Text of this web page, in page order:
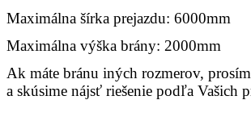
Maximálna šírka prejazdu: 6000mm
Maximálna výška brány: 2000mm
Ak máte bránu iných rozmerov,
a skúsime nájsť riešenie podľa Vašich